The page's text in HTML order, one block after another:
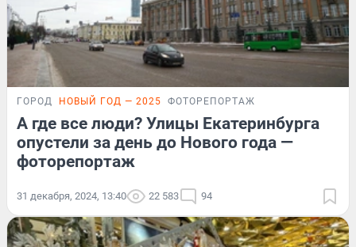
ГОРОД НОВЫЙ ГОД — 2025 ФОТОРЕПОРТАЖ
А где все люди? Улицы Екатеринбурга
опустели за день до Нового года —
фоторепортаж
31 декабря, 2024, 13:40 22 583 94